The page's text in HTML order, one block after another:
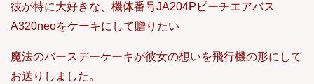
彼が特に大好きな、機体番号JA204Pピーチエアバス
A320neoをケーキにして贈りたい
魔法のバースデーケーキが彼女の想いを飛行機の形にして
お送りしました。